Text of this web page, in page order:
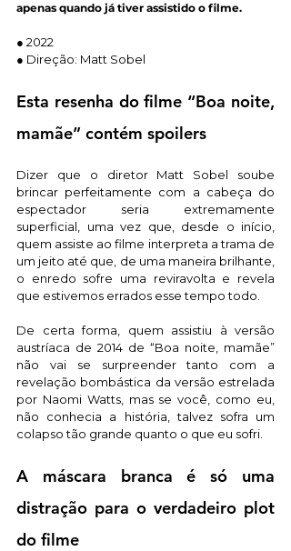
apenas quando já tiver assistido o filme.
● 2022
● Direção: Matt Sobel
Esta resenha do filme “Boa noite,
mamãe” contém spoilers
Dizer que o diretor Matt Sobel soube
brincar perfeitamente com a cabeça do
espectador seria extremamente
superficial, uma vez que, desde o início,
quem assiste ao filme interpreta a trama de
um jeito até que, de uma maneira brilhante,
o enredo sofre uma reviravolta e revela
que estivemos errados esse tempo todo.
De certa forma, quem assistiu à versão
austríaca de 2014 de “Boa noite, mamãe”
não vai se surpreender tanto com a
revelação bombástica da versão estrelada
por Naomi Watts, mas se você, como eu,
não conhecia a história, talvez sofra um
colapso tão grande quanto o que eu sofri.
A máscara branca é só uma
distração para o verdadeiro plot
do filme